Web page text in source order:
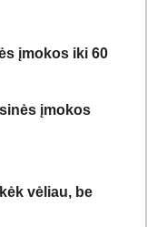
įmokos iki 60
vėliau, be